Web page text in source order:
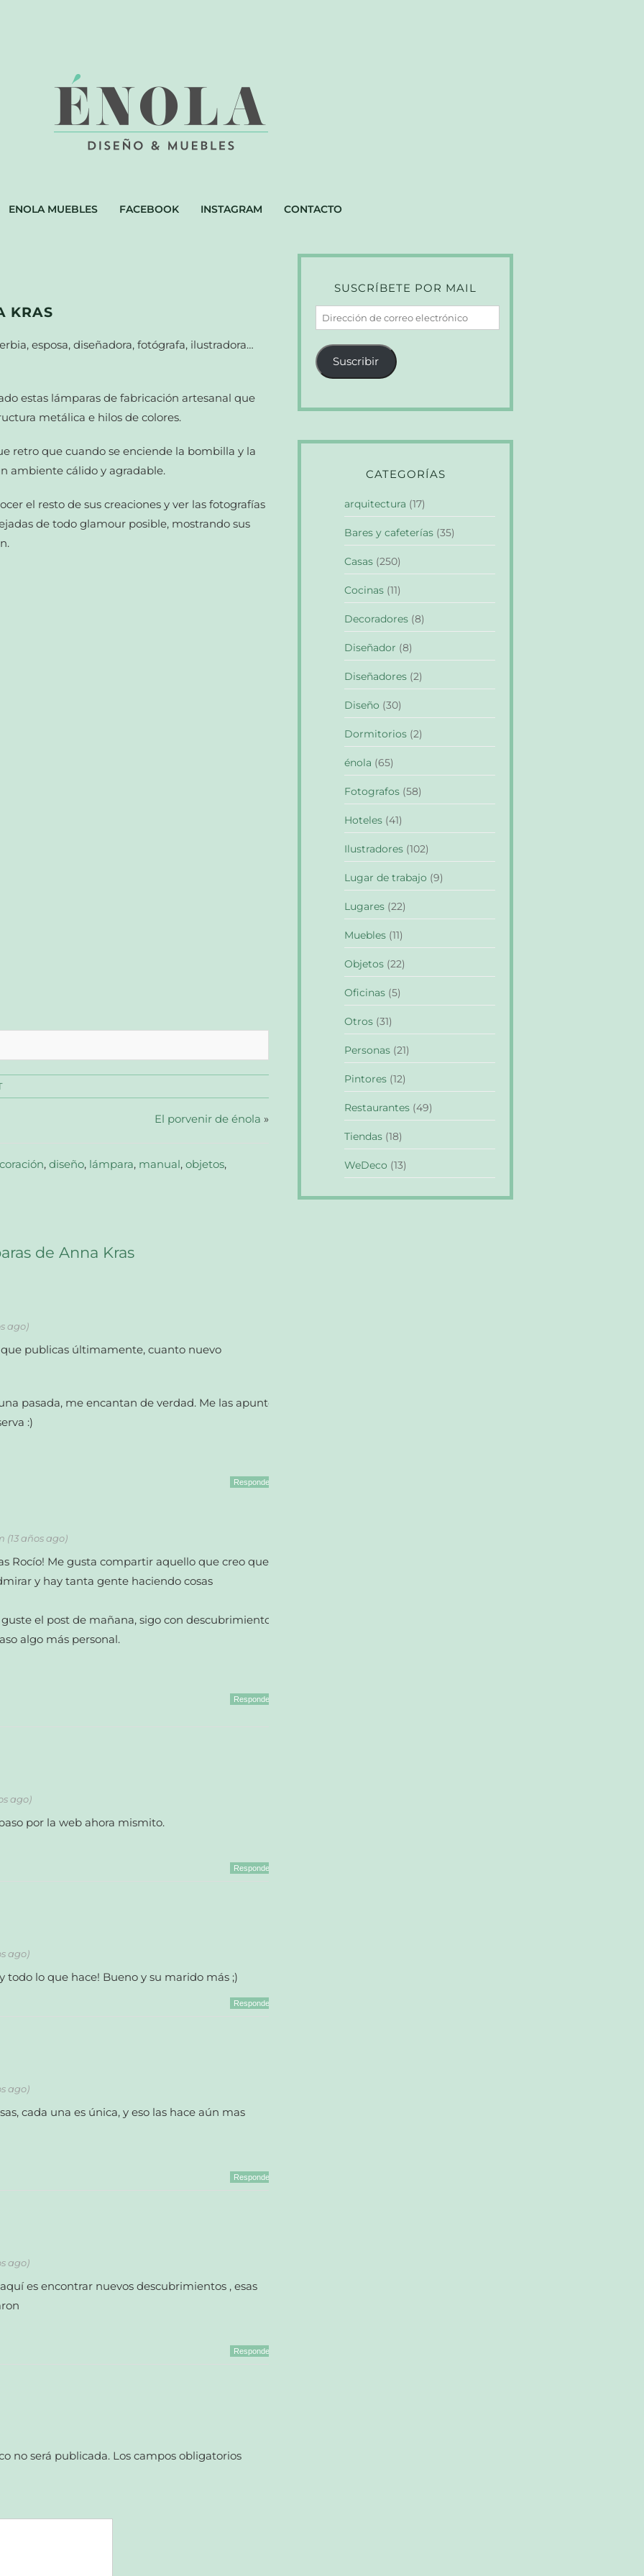
ENOLA MUEBLES FACEBOOK INSTAGRAM CONTACTO
KRAS
esposa, diseñadora, fotógrafa, ilustradora…
estas lámparas de fabricación artesanal que
metálica e hilos de colores.
retro que cuando se enciende la bombilla y la
ambiente cálido y agradable.
el resto de sus creaciones y ver las fotografías
de todo glamour posible, mostrando sus
El porvenir de énola »
, diseño, lámpara, manual, objetos,
de Anna Kras
ago)
publicas últimamente, cuanto nuevo
pasada, me encantan de verdad. Me las apunto
:)
Responder
(13 años ago)
Rocío! Me gusta compartir aquello que creo que
y hay tanta gente haciendo cosas
el post de mañana, sigo con descubrimientos
algo más personal.
Responder
ago)
por la web ahora mismito.
Responder
ago)
todo lo que hace! Bueno y su marido más ;)
Responder
ago)
cada una es única, y eso las hace aún mas
Responder
ago)
es encontrar nuevos descubrimientos , esas
Responder
no será publicada. Los campos obligatorios
SUSCRÍBETE POR MAIL
Dirección
de
correo
electrónico
Suscribir
CATEGORÍAS
arquitectura (17)
Bares y cafeterías (35)
Casas (250)
Cocinas (11)
Decoradores (8)
Diseñador (8)
Diseñadores (2)
Diseño (30)
Dormitorios (2)
énola (65)
Fotografos (58)
Hoteles (41)
Ilustradores (102)
Lugar de trabajo (9)
Lugares (22)
Muebles (11)
Objetos (22)
Oficinas (5)
Otros (31)
Personas (21)
Pintores (12)
Restaurantes (49)
Tiendas (18)
WeDeco (13)